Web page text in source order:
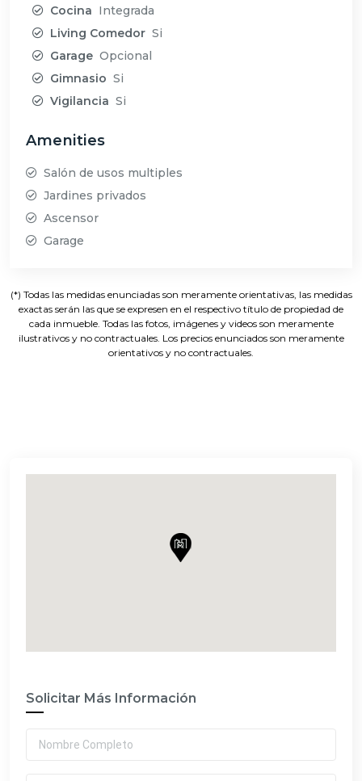
Cocina Integrada
Living Comedor Si
Garage Opcional
Gimnasio Si
Vigilancia Si
Amenities
Salón de usos multiples
Jardines privados
Ascensor
Garage
(*) Todas las medidas enunciadas son meramente orientativas, las medidas
exactas serán las que se expresen en el respectivo título de propiedad de
cada inmueble. Todas las fotos, imágenes y videos son meramente
ilustrativos y no contractuales. Los precios enunciados son meramente
orientativos y no contractuales.
Solicitar Más Información